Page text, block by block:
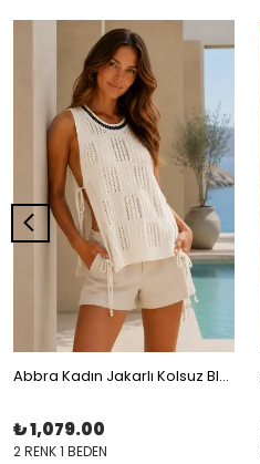
Abbra Kadın Jakarlı Kolsuz Bluz
₺ 1,079.00
2 RENK 1 BEDEN